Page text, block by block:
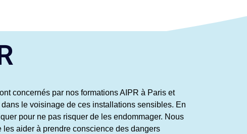
concernés par nos formations AIPR à Paris et
le voisinage de ces installations sensibles. En
pour ne pas risquer de les endommager. Nous
aider à prendre conscience des dangers